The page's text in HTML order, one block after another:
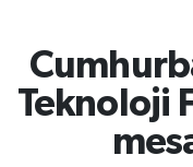
Teknoloji
SPOR
SİYASET
Süper Lig